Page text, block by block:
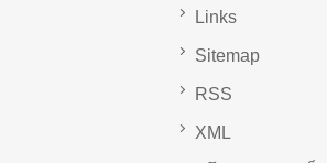
Links
Sitemap
RSS
XML